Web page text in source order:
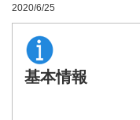
2020/6/25
基本情報